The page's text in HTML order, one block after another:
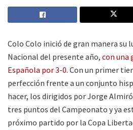
Colo Colo inició de gran manera su
Nacional del presente año, con una
Española por 3-0. Con un primer
perfección frente a un conjunto
hacer, los dirigidos por Jorge
tres puntos del Campeonato y ya
próximo partido por la Copa